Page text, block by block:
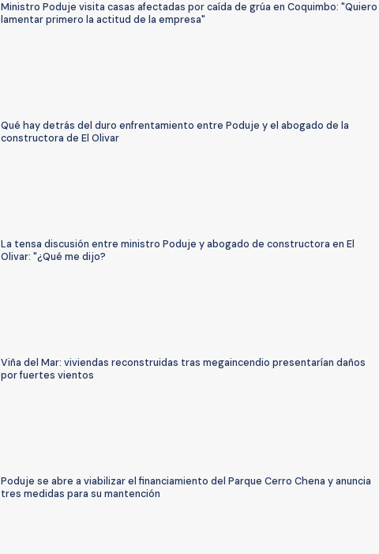
Ministro Poduje visita casas afectadas por caída de grúa en Coquimbo: "Quiero
lamentar primero la actitud de la empresa"
Qué hay detrás del duro enfrentamiento entre Poduje y el abogado de la
constructora de El Olivar
La tensa discusión entre ministro Poduje y abogado de constructora en El
Olivar: "¿Qué me dijo?
Viña del Mar: viviendas reconstruidas tras megaincendio presentarían daños
por fuertes vientos
Poduje se abre a viabilizar el financiamiento del Parque Cerro Chena y anuncia
tres medidas para su mantención